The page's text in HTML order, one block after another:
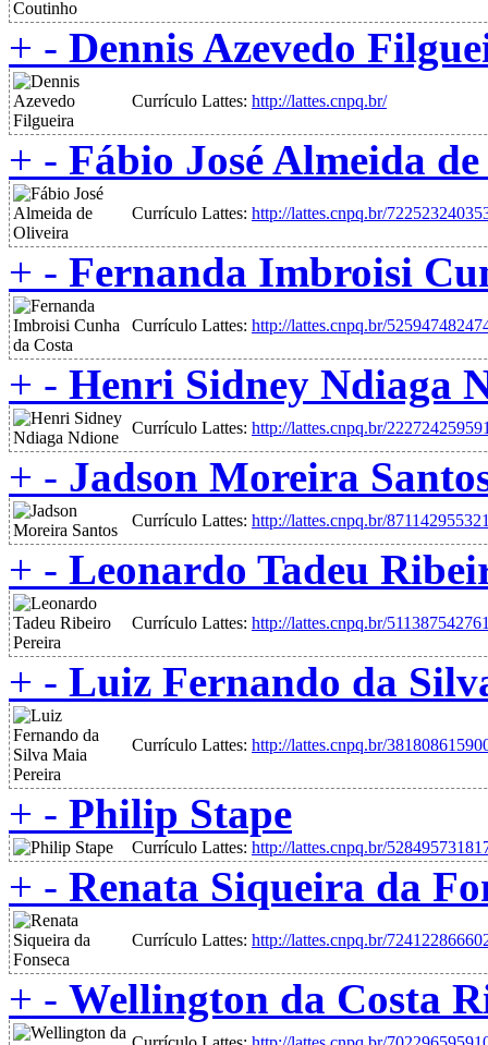
+ - Dennis Azevedo
Currículo Lattes: http://lattes.cnpq.br/
+ - Fábio José Almeida
Currículo Lattes: http://lattes.cnpq.br/
+ - Fernanda Imbroisi
Currículo Lattes: http://lattes.cnpq.br/
+ - Henri Sidney Ndiaga
Currículo Lattes: http://lattes.cnpq.br/
+ - Jadson Moreira
Currículo Lattes: http://lattes.cnpq.br/
+ - Leonardo Tadeu
Currículo Lattes: http://lattes.cnpq.br/
+ - Luiz Fernando da
Currículo Lattes: http://lattes.cnpq.br/
+ - Philip Stape
Currículo Lattes: http://lattes.cnpq.br/
+ - Renata Siqueira da
Currículo Lattes: http://lattes.cnpq.br/
+ - Wellington da Costa